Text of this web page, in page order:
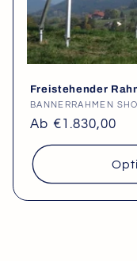
Freistehender
Anbieter:
BANNERRAHMEN
Normaler
Preis
Ab €1.830,00